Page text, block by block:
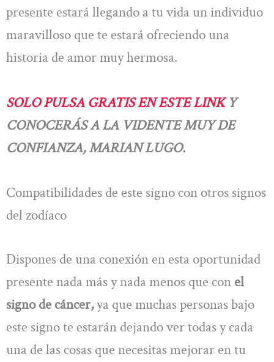
presente estará llegando a tu vida un individuo
maravilloso que te estará ofreciendo una
historia de amor muy hermosa.
SOLO PULSA GRATIS EN ESTE LINKY
CONOCERÁS A LA VIDENTE MUY DE
CONFIANZA, MARIAN LUGO.
Compatibilidades de este signo con otros signos
del zodíaco
Dispones de una conexión en esta oportunidad
presente nada más y nada menos que con el
signo de cáncer,ya que muchas personas bajo
este signo te estarán dejando ver todas y cada
una de las cosas que necesitas mejorar en tu